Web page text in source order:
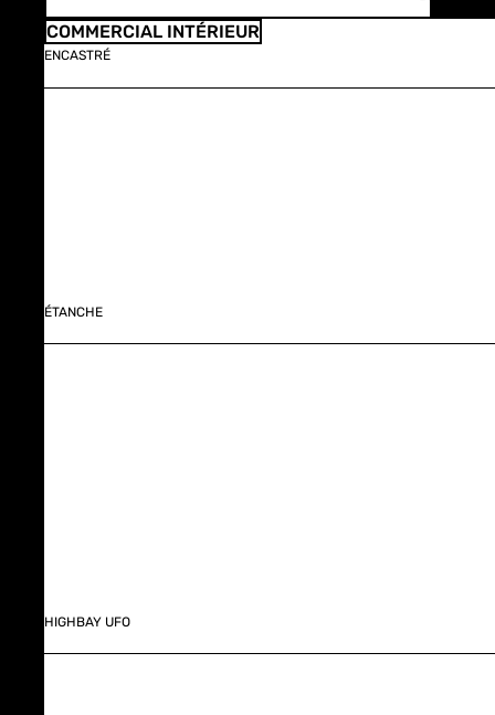
COMMERCIAL INTÉRIEUR
ENCASTRÉ
ÉTANCHE
HIGHBAY UFO